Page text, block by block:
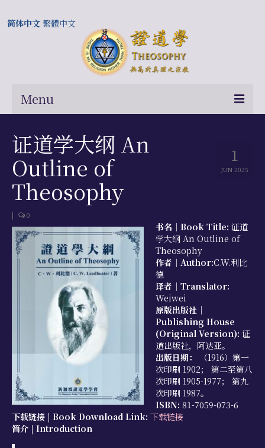
Menu
首页
关于我们
常问问题
总部及历届会长
相关国际网站
伍廷芳与证道学在中国的历史
学习资源
书籍目录
视频资源
文献档案
最新活动
联系我们
1
JUN 2025
证道学大纲 An
Outline of
Theosophy
| 0
书名｜Book Title: 证道
学大纲 An Outline of
Theosophy
作者｜Author:C.W.利比
德
译者｜Translator:
Weiwei
原版出版社｜
Publishing House
(Original Version): 证
道出版社，阿达亚。
出版日期：
（1916）第一
次印刷 1902； 第二至第八
次印刷 1905-1977； 第九
次印刷 1987。
ISBN: 81-7059-073-6
下载链接 | Book Download Link: 下载链接
简介 | Introduction
简体中文 繁體中文